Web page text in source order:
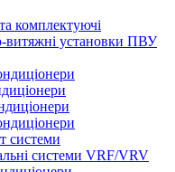
комплектуючі
установки ПВУ
системи
системи VRF/VRV